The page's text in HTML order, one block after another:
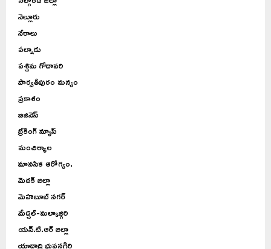
నెల్లూరు
నేరాలు
పల్నాడు
పశ్చిమ గోదావరి
పార్వతీపురం మన్యం
ప్రకాశం
బిజినెస్
బ్రేకింగ్ న్యూస్
మంచిర్యాల
మానసిక ఆరోగ్యం.
మెదక్ జిల్లా
మెహబూబ్ నగర్
మేడ్చల్-మల్కాజ్గిరి
యన్.టి.ఆర్ జిల్లా
యాదాద్రి భువనగిరి